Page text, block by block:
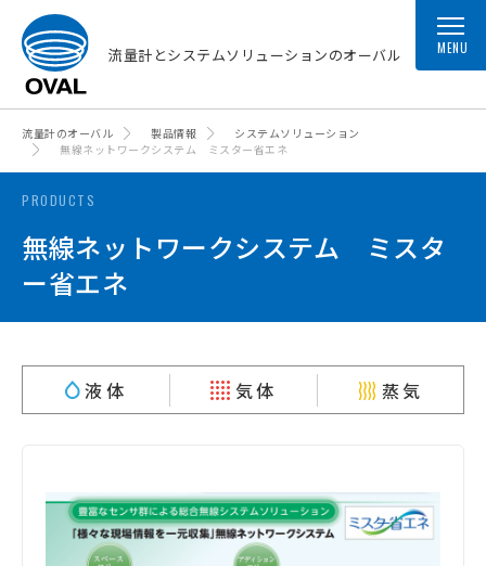
流量計とシステムソリューションのオーバル MENU
流量計のオーバル 製品情報
システムソリューション
無線ネットワークシステム ミスター省エネ
PRODUCTS
無線ネットワークシステム ミスタ
ー省エネ
液体 気体 蒸気